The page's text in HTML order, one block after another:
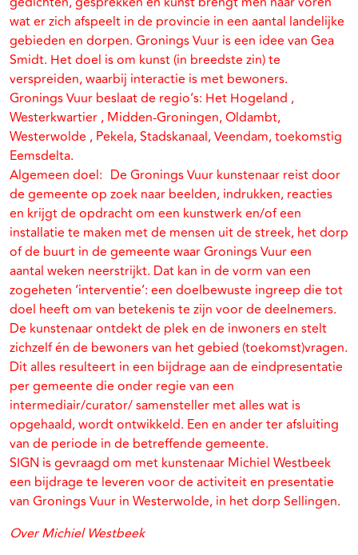
wat er zich afspeelt in de provincie in een aantal landelijke
gebieden en dorpen. Gronings Vuur is een idee van Gea
Smidt. Het doel is om kunst (in breedste zin) te
verspreiden, waarbij interactie is met bewoners.
Gronings Vuur beslaat de regio’s: Het Hogeland ,
Westerkwartier , Midden-Groningen, Oldambt,
Westerwolde , Pekela, Stadskanaal, Veendam, toekomstig
Eemsdelta.
Algemeen doel: De Gronings Vuur kunstenaar reist door
de gemeente op zoek naar beelden, indrukken, reacties
en krijgt de opdracht om een kunstwerk en/of een
installatie te maken met de mensen uit de streek, het dorp
of de buurt in de gemeente waar Gronings Vuur een
aantal weken neerstrijkt. Dat kan in de vorm van een
zogeheten ‘interventie’: een doelbewuste ingreep die tot
doel heeft om van betekenis te zijn voor de deelnemers.
De kunstenaar ontdekt de plek en de inwoners en stelt
zichzelf én de bewoners van het gebied (toekomst)vragen.
Dit alles resulteert in een bijdrage aan de eindpresentatie
per gemeente die onder regie van een
intermediair/curator/ samensteller met alles wat is
opgehaald, wordt ontwikkeld. Een en ander ter afsluiting
van de periode in de betreffende gemeente.
SIGN is gevraagd om met kunstenaar Michiel Westbeek
een bijdrage te leveren voor de activiteit en presentatie
van Gronings Vuur in Westerwolde, in het dorp Sellingen.
Over Michiel Westbeek